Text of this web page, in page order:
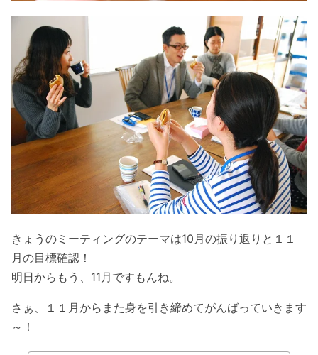
きょうのミーティングのテーマは10月の振り返りと１１
月の目標確認！
明日からもう、11月ですもんね。
さぁ、１１月からまた身を引き締めてがんばっていきます
～！